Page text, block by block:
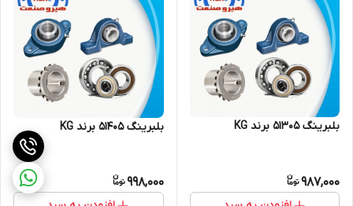
بلبرینگ 51305 برند KG
987,000
بلبرینگ 51405 برند KG
998,000